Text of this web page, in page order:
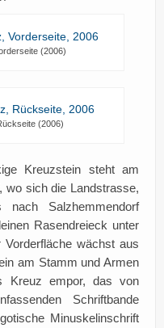
(2006)
(2006)
Kreuzstein steht am
wo sich die Landstrasse,
Salzhemmendorf
Rasendreieck unter
wächst aus
am Stamm und Armen
Kreuz empor, das von
Schriftbande
Minuskelinschrift